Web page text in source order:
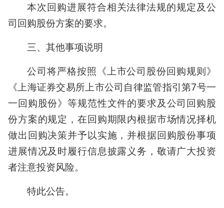
本次回购进展符合相关法律法规的规定及公
司回购股份方案的要求。
三、其他事项说明
公司将严格按照《上市公司股份回购规则》
《上海证券交易所上市公司自律监管指引第7号一
一回购股份》等规范性文件的要求及公司回购股
份方案的规定，在回购期限内根据市场情况择机
做出回购决策并予以实施，并根据回购股份事项
进展情况及时履行信息披露义务，敬请广大投资
者注意投资风险。
特此公告。